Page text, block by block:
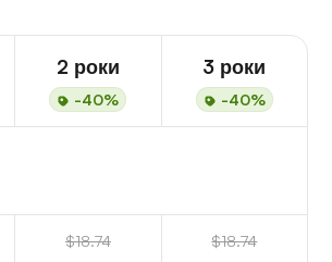
2 роки
-40%
3 роки
-40%
$18.74 $18.74